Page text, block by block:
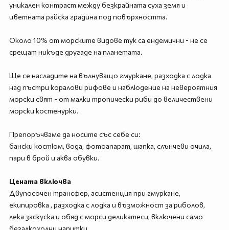
уникален контраст между безкрайната суха земя и
цветната райска градина под повърхността.
Около 10% от морските видове тук са ендемични - не се
срещат никъде другаде на планетата.
Ще се насладите на вълнуващо гмуркане, разходка с лодка
над пъстри коралови рифове и наблюдение на невероятния
морски свят - от малки тропически риби до величествени
морски костенурки.
Препоръчваме да носите със себе си:
бански костюм, вода, фотоапарат, шапка, слънчеви очила,
пари в брой и аква обувки.
Цената включва
Двупосочен трансфер, асистенция при гмуркане,
екипировка , разходка с лодка и възможност за риболов,
лека заскуска и обяд с морси деликатеси, включени само
безалкохолни напитки.